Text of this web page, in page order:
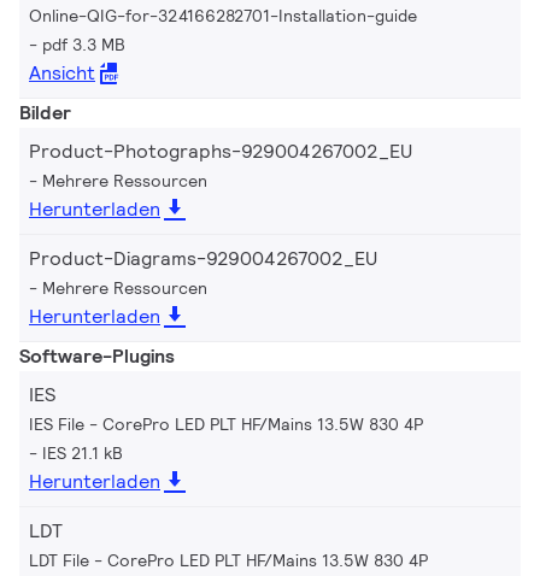
Online-QIG-for-324166282701-Installation-guide
pdf 3.3 MB
Ansicht
Bilder
Product-Photographs-929004267002_EU
Mehrere Ressourcen
Herunterladen
Product-Diagrams-929004267002_EU
Mehrere Ressourcen
Herunterladen
Software-Plugins
IES
IES File - CorePro LED PLT HF/Mains 13.5W 830 4P
IES 21.1 kB
Herunterladen
LDT
LDT File - CorePro LED PLT HF/Mains 13.5W 830 4P